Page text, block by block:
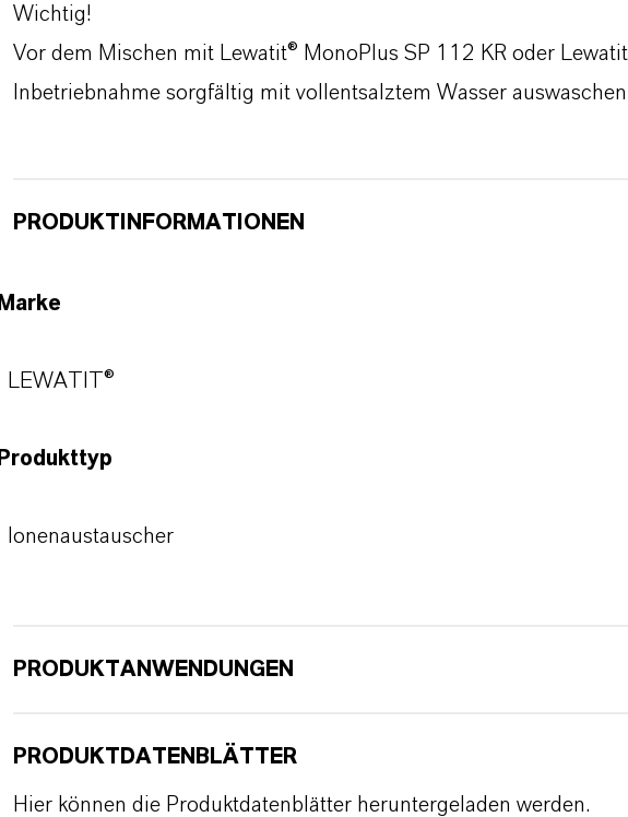
Wichtig!
Vor dem Mischen mit Lewatit® MonoPlus SP 112 KR oder
Inbetriebnahme sorgfältig mit vollentsalztem Wasser
PRODUKTINFORMATIONEN
Marke
LEWATIT®
Produkttyp
Ionenaustauscher
PRODUKTANWENDUNGEN
PRODUKTDATENBLÄTTER
Hier können die Produktdatenblätter heruntergeladen werden.